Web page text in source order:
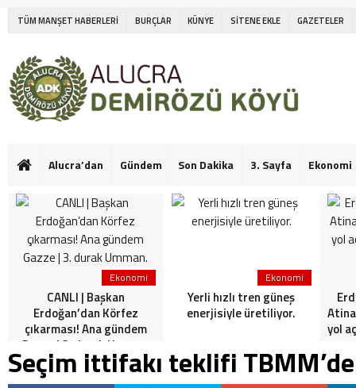
TÜM MANŞET HABERLERİ BURÇLAR KÜNYE SİTENE EKLE GAZETELER
Alucra’dan Gündem Son Dakika 3. Sayfa Ekonomi
Ekonomi
CANLI | Başkan
Erdoğan’dan Körfez
çıkarması! Ana gündem
Gazze | 3. durak Umman.
Ekonomi
Yerli hızlı tren güneş
enerjisiyle üretiliyor.
yol
Seçim ittifakı teklifi TBMM’de